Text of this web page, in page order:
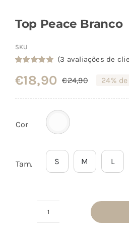
Top Peace Branco
SKU
com 5.00em
5 com base
(3 avaliações de
€24,90O
€18,90
O
24%
Cor
Tam. S M L